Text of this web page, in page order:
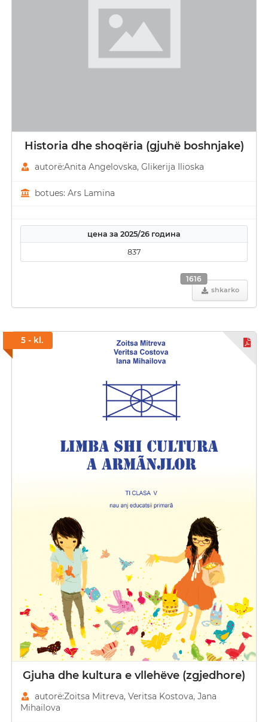
Historia dhe shoqëria (gjuhë boshnjake)
autorë:Anita Angelovska, Glikerija Ilioska
botues: Ars Lamina
цена за 2025/26 година
837
shkarko
1616
5 - kl.
Gjuha dhe kultura e vllehëve (zgjedhore)
autorë:Zoitsa Mitreva, Veritsa Kostova, Јana
Mihailova